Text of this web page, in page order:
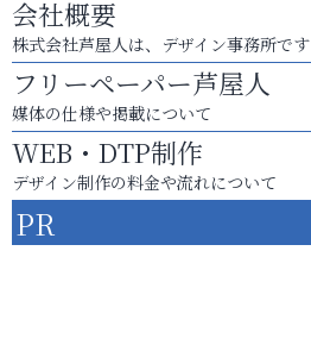
会社概要
株式会社芦屋人は、デザイン事務所です
フリーペーパー芦屋人
媒体の仕様や掲載について
WEB・DTP制作
デザイン制作の料金や流れについて
PR